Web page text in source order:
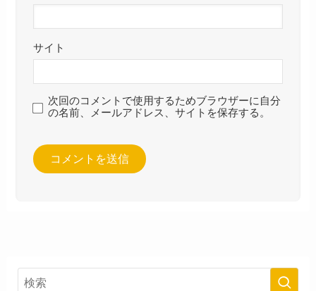
サイト
次回のコメントで使用するためブラウザーに自分
の名前、メールアドレス、サイトを保存する。